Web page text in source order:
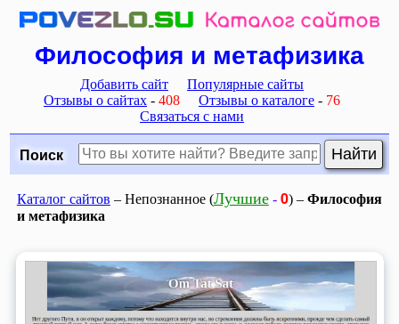
Философия и метафизика
Добавить сайт
Популярные сайты
Отзывы о сайтах - 408 Отзывы о каталоге - 76
Связаться с нами
Поиск
Каталог сайтов – Непознанное (Лучшие - 0) – Философия
и метафизика